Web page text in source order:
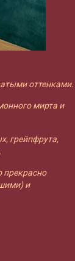
оттенками.
мирта и
грейпфрута,
прекрасно
и